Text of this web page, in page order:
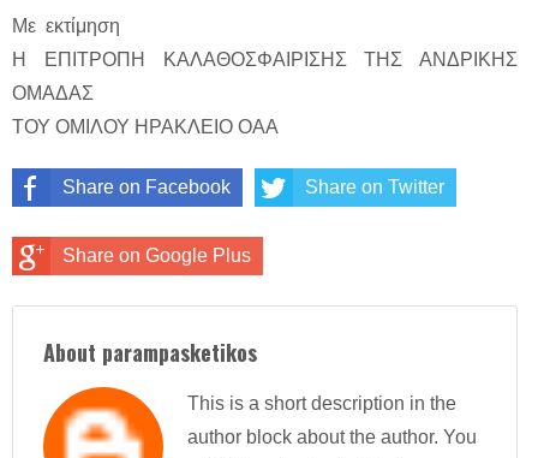
Με εκτίμηση
Η ΕΠΙΤΡΟΠΗ ΚΑΛΑΘΟΣΦΑΙΡΙΣΗΣ ΤΗΣ ΑΝΔΡΙΚΗΣ
ΟΜΑΔΑΣ
ΤΟΥ ΟΜΙΛΟΥ ΗΡΑΚΛΕΙΟ ΟΑΑ
Share on Facebook Share on Twitter
Share on Google Plus
About parampasketikos
This is a short description in the
author block about the author. You